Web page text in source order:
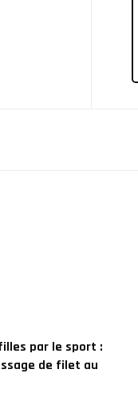
par le sport :
de filet au